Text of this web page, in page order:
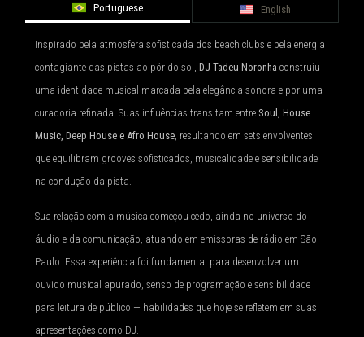
Portuguese English
Inspirado pela atmosfera sofisticada dos beach clubs e pela energia
contagiante das pistas ao pôr do sol, DJ Tadeu Noronha construiu
uma identidade musical marcada pela elegância sonora e por uma
curadoria refinada. Suas influências transitam entre Soul, House
Music, Deep House e Afro House, resultando em sets envolventes
que equilibram grooves sofisticados, musicalidade e sensibilidade
na condução da pista.
Sua relação com a música começou cedo, ainda no universo do
áudio e da comunicação, atuando em emissoras de rádio em São
Paulo. Essa experiência foi fundamental para desenvolver um
ouvido musical apurado, senso de programação e sensibilidade
para leitura de público — habilidades que hoje se refletem em suas
apresentações como DJ.